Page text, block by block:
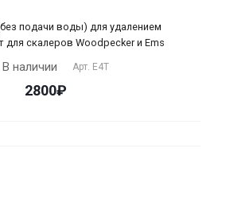
подачи воды) для удалением
для скалеров Woodpecker и Ems
В наличии Арт. Е4Т
2800₽